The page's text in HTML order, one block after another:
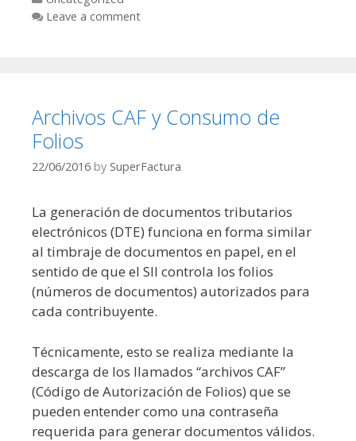
Leave a comment
Archivos CAF y Consumo de
Folios
22/06/2016 by SuperFactura
La generación de documentos tributarios
electrónicos (DTE) funciona en forma similar
al timbraje de documentos en papel, en el
sentido de que el SII controla los folios
(números de documentos) autorizados para
cada contribuyente.
Técnicamente, esto se realiza mediante la
descarga de los llamados “archivos CAF”
(Código de Autorización de Folios) que se
pueden entender como una contraseña
requerida para generar documentos válidos.